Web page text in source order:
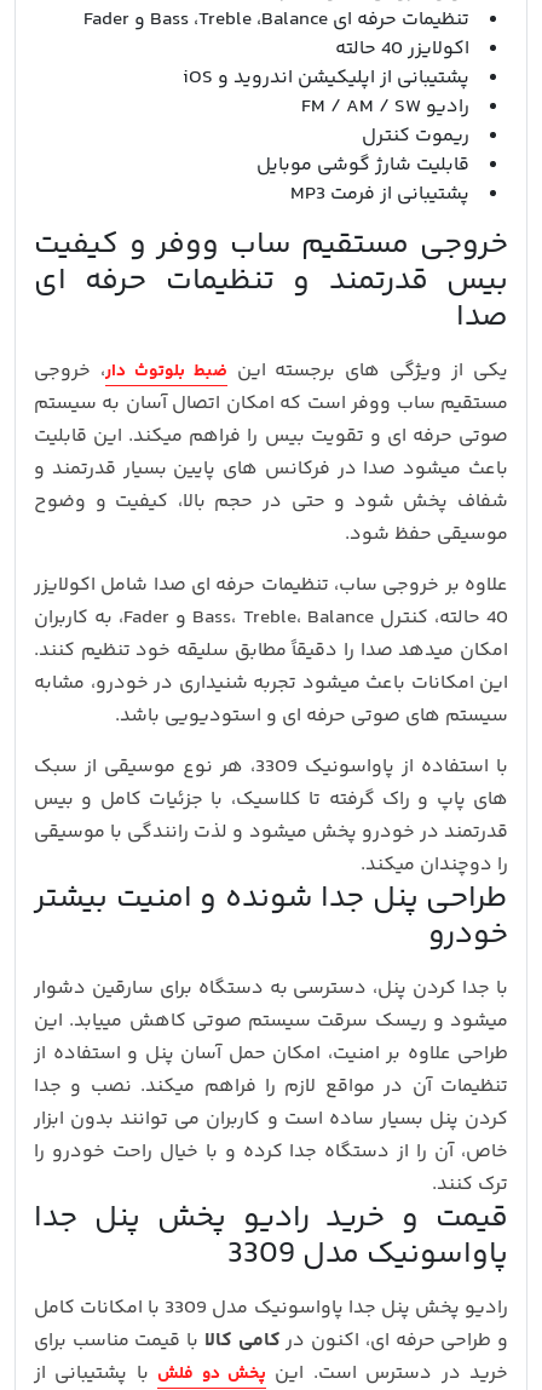
تنظیمات حرفه ای Bass ،Treble ،Balance و Fader
اکولایزر 40 حالته
پشتیبانی از اپلیکیشن اندروید و iOS
رادیو FM / AM / SW
ریموت کنترل
قابلیت شارژ گوشی موبایل
پشتیبانی از فرمت MP3
خروجی مستقیم ساب ووفر و کیفیت
بیس قدرتمند و تنظیمات حرفه ای
صدا
یکی از ویژگی‌ های برجسته این ضبط بلوتوث دار، خروجی
مستقیم ساب ووفر است که امکان اتصال آسان به سیستم
صوتی حرفه‌ ای و تقویت بیس را فراهم میکند. این قابلیت
باعث میشود صدا در فرکانس‌ های پایین بسیار قدرتمند و
شفاف پخش شود و حتی در حجم بالا، کیفیت و وضوح
موسیقی حفظ شود.
علاوه بر خروجی ساب، تنظیمات حرفه‌ ای صدا شامل اکولایزر
40 حالته، کنترل Bass، Treble، Balance و Fader، به کاربران
امکان میدهد صدا را دقیقاً مطابق سلیقه خود تنظیم کنند.
این امکانات باعث میشود تجربه شنیداری در خودرو، مشابه
سیستم‌ های صوتی حرفه‌ ای و استودیویی باشد.
با استفاده از پاواسونیک 3309، هر نوع موسیقی از سبک‌
های پاپ و راک گرفته تا کلاسیک، با جزئیات کامل و بیس
قدرتمند در خودرو پخش میشود و لذت رانندگی با موسیقی
را دوچندان میکند.
طراحی پنل جدا شونده و امنیت بیشتر
خودرو
با جدا کردن پنل، دسترسی به دستگاه برای سارقین دشوار
میشود و ریسک سرقت سیستم صوتی کاهش مییابد. این
طراحی علاوه بر امنیت، امکان حمل آسان پنل و استفاده از
تنظیمات آن در مواقع لازم را فراهم میکند. نصب و جدا
کردن پنل بسیار ساده است و کاربران می توانند بدون ابزار
خاص، آن را از دستگاه جدا کرده و با خیال راحت خودرو را
ترک کنند.
قیمت و خرید رادیو پخش پنل جدا
پاواسونیک مدل 3309
رادیو پخش پنل جدا پاواسونیک مدل 3309 با امکانات کامل
و طراحی حرفه‌ ای، اکنون در کامی کالا با قیمت مناسب برای
خرید در دسترس است. این پخش دو فلش با پشتیبانی از